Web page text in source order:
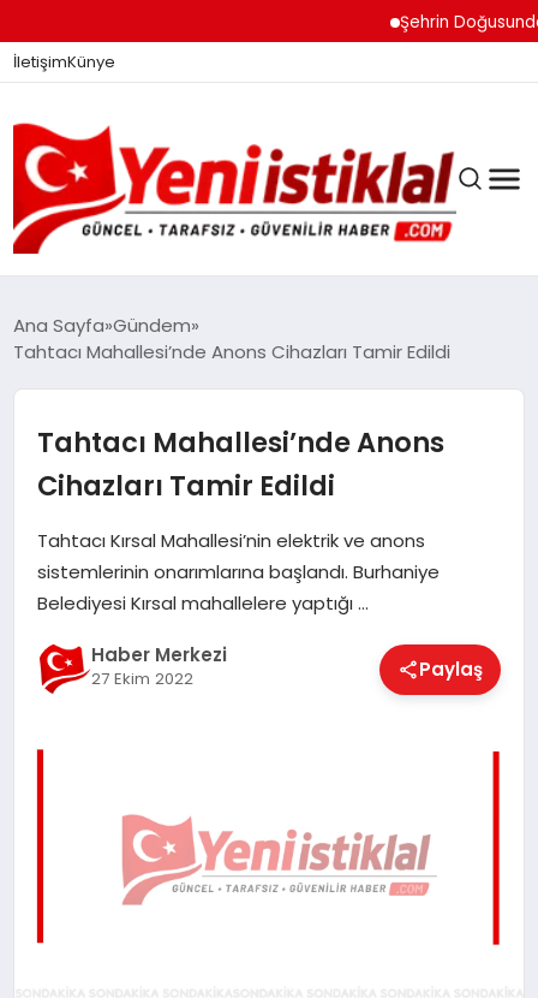
Şehrin Doğusundan
İletişimKünye
GÜNDEM
DÜNYA
EĞITIM
EKONOMI
MAGAZIN
Ana Sayfa Gündem
Tahtacı Mahallesi’nde Anons Cihazları Tamir Edildi
Tahtacı Mahallesi’nde Anons
Cihazları Tamir Edildi
Tahtacı Kırsal Mahallesi’nin elektrik ve anons
sistemlerinin onarımlarına başlandı. Burhaniye
Belediyesi Kırsal mahallelere yaptığı …
Haber Merkezi
27 Ekim 2022 Paylaş